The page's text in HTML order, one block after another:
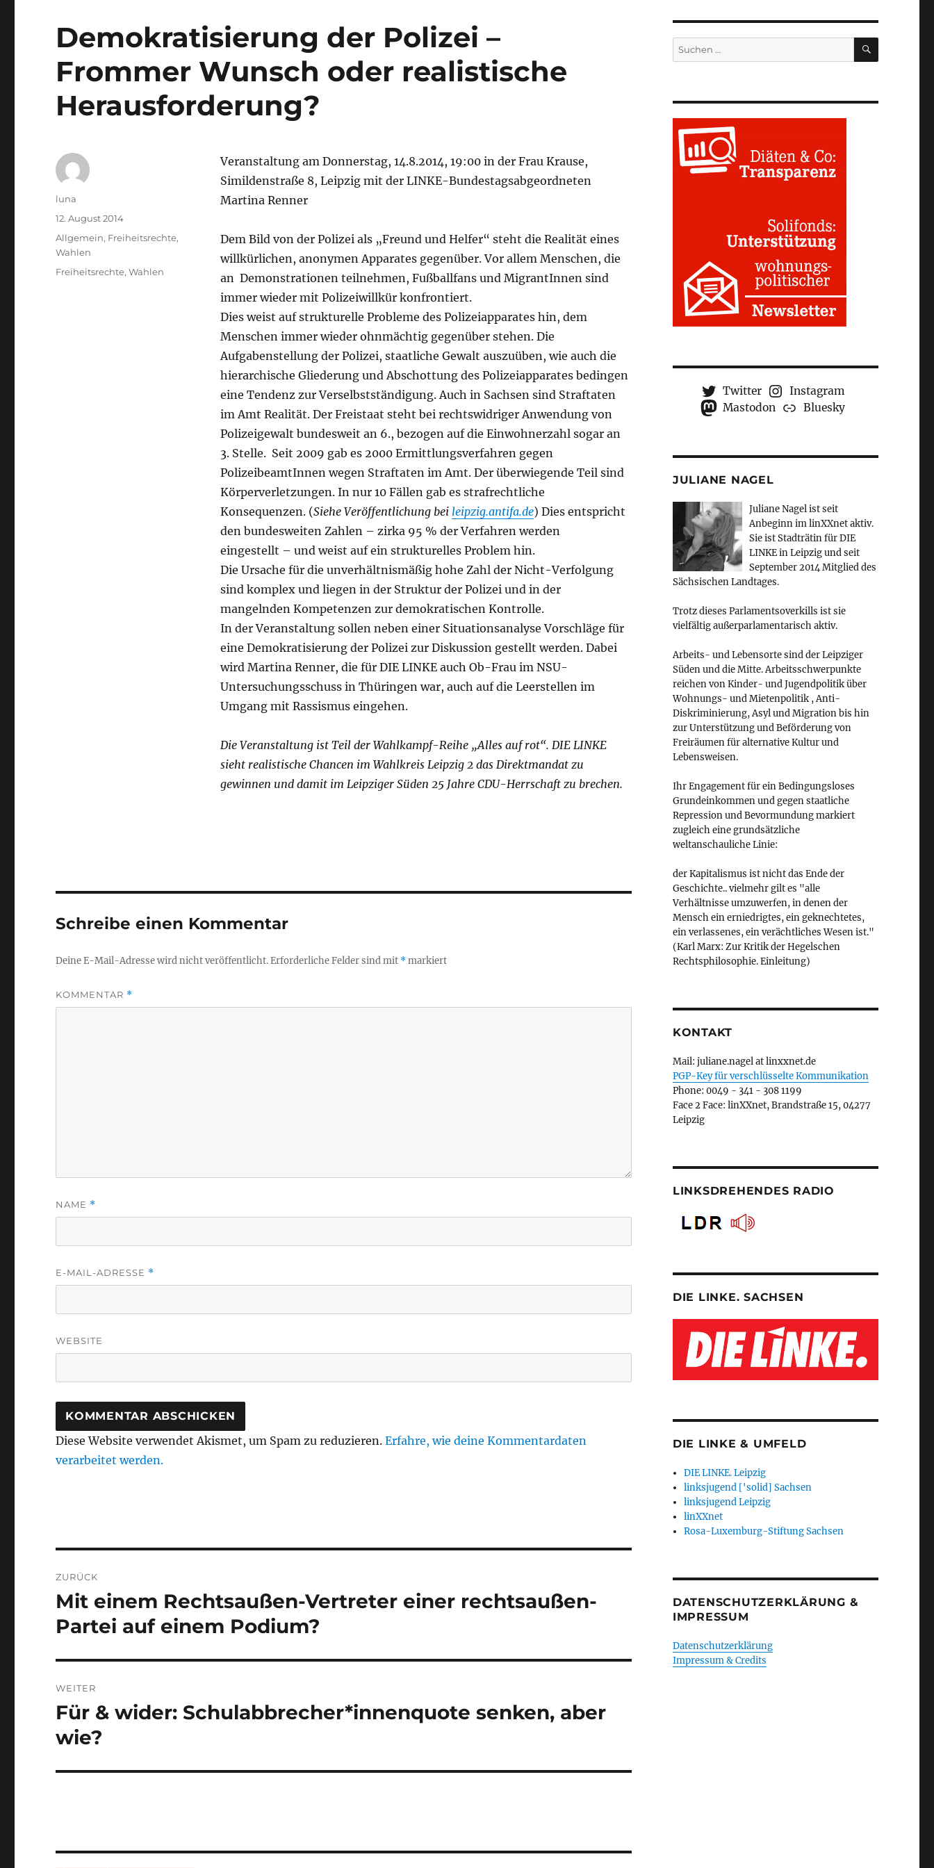
Demokratisierung der Polizei –
Frommer Wunsch oder realistische
Herausforderung?
Veranstaltung am Donnerstag, 14.8.2014, 19:00 in der Frau Krause,
Simildenstraße 8, Leipzig mit der LINKE-Bundestagsabgeordneten
Martina Renner
Dem Bild von der Polizei als „Freund und Helfer“ steht die Realität eines
willkürlichen, anonymen Apparates gegenüber. Vor allem Menschen, die
an Demonstrationen teilnehmen, Fußballfans und MigrantInnen sind
immer wieder mit Polizeiwillkür konfrontiert.
Dies weist auf strukturelle Probleme des Polizeiapparates hin, dem
Menschen immer wieder ohnmächtig gegenüber stehen. Die
Aufgabenstellung der Polizei, staatliche Gewalt auszuüben, wie auch die
hierarchische Gliederung und Abschottung des Polizeiapparates bedingen
eine Tendenz zur Verselbstständigung. Auch in Sachsen sind Straftaten
im Amt Realität. Der Freistaat steht bei rechtswidriger Anwendung von
Polizeigewalt bundesweit an 6., bezogen auf die Einwohnerzahl sogar an
3. Stelle. Seit 2009 gab es 2000 Ermittlungsverfahren gegen
PolizeibeamtInnen wegen Straftaten im Amt. Der überwiegende Teil sind
Körperverletzungen. In nur 10 Fällen gab es strafrechtliche
Konsequenzen. (Siehe Veröffentlichung bei leipzig.antifa.de) Dies entspricht
den bundesweiten Zahlen – zirka 95 % der Verfahren werden
eingestellt – und weist auf ein strukturelles Problem hin.
Die Ursache für die unverhältnismäßig hohe Zahl der Nicht-Verfolgung
sind komplex und liegen in der Struktur der Polizei und in der
mangelnden Kompetenzen zur demokratischen Kontrolle.
In der Veranstaltung sollen neben einer Situationsanalyse Vorschläge für
eine Demokratisierung der Polizei zur Diskussion gestellt werden. Dabei
wird Martina Renner, die für DIE LINKE auch Ob-Frau im NSU-
Untersuchungsschuss in Thüringen war, auch auf die Leerstellen im
Umgang mit Rassismus eingehen.
Die Veranstaltung ist Teil der Wahlkampf-Reihe „Alles auf rot“. DIE LINKE
sieht realistische Chancen im Wahlkreis Leipzig 2 das Direktmandat zu
gewinnen und damit im Leipziger Süden 25 Jahre CDU-Herrschaft zu brechen.
Autor
luna
Veröffentlicht
am
12. August 2014
Kategorien
Allgemein, Freiheitsrechte,
Wahlen
Schlagwörter
Freiheitsrechte,Wahlen
Schreibe einen Kommentar
Deine E-Mail-Adresse wird nicht veröffentlicht.Erforderliche Felder sind mit *markiert
KOMMENTAR *
NAME *
E-MAIL-ADRESSE *
WEBSITE
Diese Website verwendet Akismet, um Spam zu reduzieren.Erfahre, wie deine Kommentardaten
verarbeitet werden.
ZURÜCK
Vorheriger
Beitrag:
Mit einem Rechtsaußen-Vertreter einer rechtsaußen-
Partei auf einem Podium?
WEITER
Nächster
Beitrag:
Für & wider: Schulabbrecher*innenquote senken, aber
wie?
Suchen
nach:
SUCHEN
Twitter
Instagram
Mastodon
Bluesky
JULIANE NAGEL
Juliane Nagel ist seit
Anbeginnim linXXnet aktiv.
Sie ist Stadträtin für DIE
LINKE in Leipzig und seit
September 2014 Mitglied des
Sächsischen Landtages.
Trotz dieses Parlamentsoverkills ist sie
vielfältig außerparlamentarisch aktiv.
Arbeits- und Lebensorte sind der Leipziger
Süden und die Mitte. Arbeitsschwerpunkte
reichen von Kinder- und Jugendpolitik über
Wohnungs- und Mietenpolitik , Anti-
Diskriminierung, Asyl und Migration bis hin
zur Unterstützung und Beförderung von
Freiräumen für alternative Kultur und
Lebensweisen.
Ihr Engagement für ein Bedingungsloses
Grundeinkommen und gegen staatliche
Repression und Bevormundung markiert
zugleich eine grundsätzliche
weltanschauliche Linie:
der Kapitalismus ist nicht das Ende der
Geschichte.. vielmehr gilt es "alle
Verhältnisse umzuwerfen, in denen der
Mensch ein erniedrigtes, ein geknechtetes,
ein verlassenes, ein verächtliches Wesen ist."
(Karl Marx: Zur Kritik der Hegelschen
Rechtsphilosophie. Einleitung)
KONTAKT
Mail: juliane.nagel at linxxnet.de
PGP-Key für verschlüsselte Kommunikation
Phone: 0049 - 341 - 308 1199
Face 2 Face: linXXnet, Brandstraße 15, 04277
Leipzig
LINKSDREHENDES RADIO
DIE LINKE. SACHSEN
DIE LINKE & UMFELD
DIE LINKE. Leipzig
linksjugend ['solid] Sachsen
linksjugend Leipzig
linXXnet
Rosa-Luxemburg-Stiftung Sachsen
DATENSCHUTZERKLÄRUNG &
IMPRESSUM
Datenschutzerklärung
Impressum & Credits